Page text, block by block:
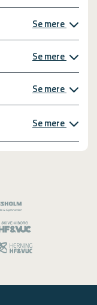
Se mere
Se mere
Se mere
Se mere